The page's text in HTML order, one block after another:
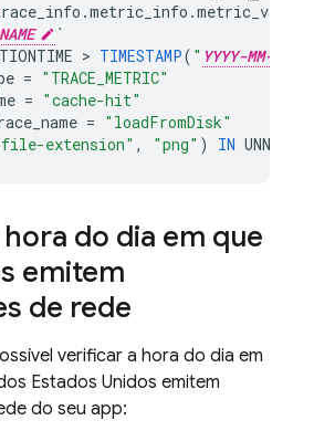
.metric_info .metric_value
`
> TIMESTAMP( " YYYY-MM-DD
= "TRACE_METRIC"
= "cache-hit"
= "loadFromDisk"
extension" , "png" ) IN UNNEST
do dia em que
emitem
de rede
verificar a hora do dia em
Estados Unidos emitem
do seu app: